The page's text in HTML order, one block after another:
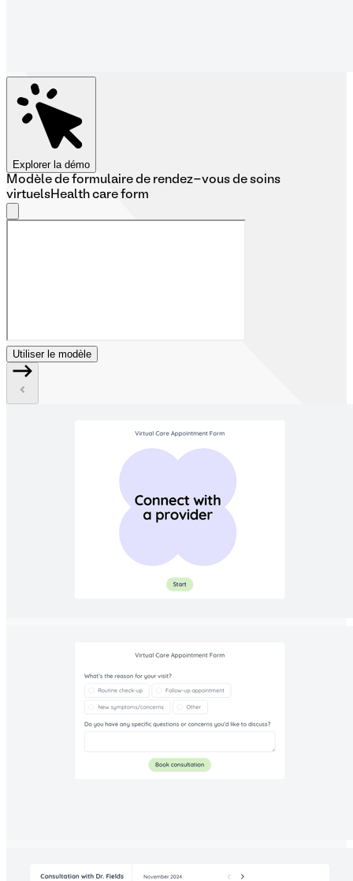
Explorer la démo
Modèle de formulaire de rendez-vous de soins
virtuels Health care form
Utiliser le modèle